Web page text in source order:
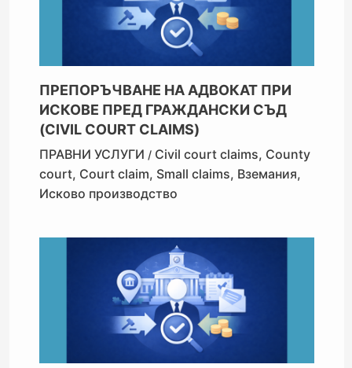
ПРЕПОРЪЧВАНЕ НА АДВОКАТ ПРИ
ИСКОВЕ ПРЕД ГРАЖДАНСКИ СЪД
(CIVIL COURT CLAIMS)
ПРАВНИ УСЛУГИ / Civil court claims, County
court, Court claim, Small claims, Вземания,
Исково производство